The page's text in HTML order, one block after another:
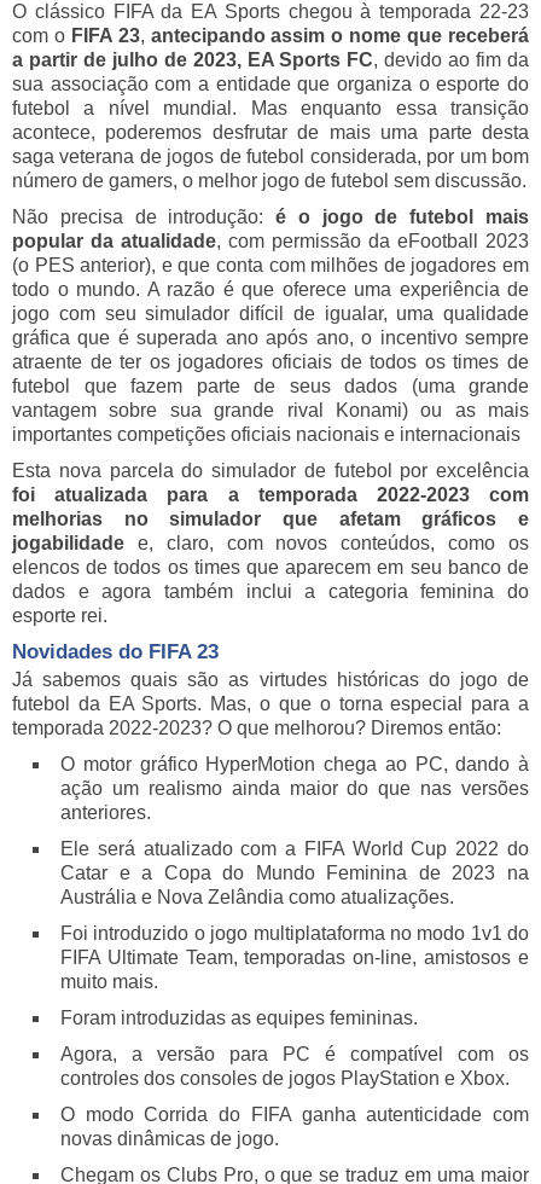
O clássico FIFA da EA Sports chegou à temporada 22-23
com o FIFA 23, antecipando assim o nome que receberá
a partir de julho de 2023, EA Sports FC, devido ao fim da
sua associação com a entidade que organiza o esporte do
futebol a nível mundial. Mas enquanto essa transição
acontece, poderemos desfrutar de mais uma parte desta
saga veterana de jogos de futebol considerada, por um bom
número de gamers, o melhor jogo de futebol sem discussão.
Não precisa de introdução:é o jogo de futebol mais
popular da atualidade, com permissão da eFootball 2023
(o PES anterior), e que conta com milhões de jogadores em
todo o mundo. A razão é que oferece uma experiência de
jogo com seu simulador difícil de igualar, uma qualidade
gráfica que é superada ano após ano, o incentivo sempre
atraente de ter os jogadores oficiais de todos os times de
futebol que fazem parte de seus dados (uma grande
vantagem sobre sua grande rival Konami) ou as mais
importantes competições oficiais nacionais e internacionais
Esta nova parcela do simulador de futebol por excelência
foi atualizada para a temporada 2022-2023 com
melhorias no simulador que afetam gráficos e
jogabilidade e, claro, com novos conteúdos, como os
elencos de todos os times que aparecem em seu banco de
dados e agora também inclui a categoria feminina do
esporte rei.
Novidades do FIFA 23
Já sabemos quais são as virtudes históricas do jogo de
futebol da EA Sports. Mas, o que o torna especial para a
temporada 2022-2023? O que melhorou? Diremos então:
O motor gráfico HyperMotion chega ao PC, dando à
ação um realismo ainda maior do que nas versões
anteriores.
Ele será atualizado com a FIFA World Cup 2022 do
Catar e a Copa do Mundo Feminina de 2023 na
Austrália e Nova Zelândia como atualizações.
Foi introduzido o jogo multiplataforma no modo 1v1 do
FIFA Ultimate Team, temporadas on-line, amistosos e
muito mais.
Foram introduzidas as equipes femininas.
Agora, a versão para PC é compatível com os
controles dos consoles de jogos PlayStation e Xbox.
O modo Corrida do FIFA ganha autenticidade com
novas dinâmicas de jogo.
Chegam os Clubs Pro, o que se traduz em uma maior